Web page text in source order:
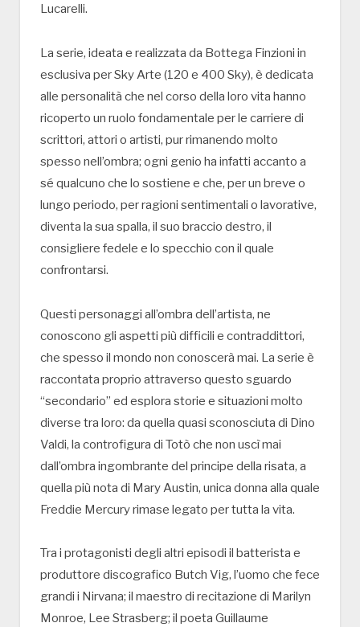
Lucarelli.
La serie, ideata e realizzata da Bottega Finzioni in
esclusiva per Sky Arte (120 e 400 Sky), è dedicata
alle personalità che nel corso della loro vita hanno
ricoperto un ruolo fondamentale per le carriere di
scrittori, attori o artisti, pur rimanendo molto
spesso nell’ombra; ogni genio ha infatti accanto a
sé qualcuno che lo sostiene e che, per un breve o
lungo periodo, per ragioni sentimentali o lavorative,
diventa la sua spalla, il suo braccio destro, il
consigliere fedele e lo specchio con il quale
confrontarsi.
Questi personaggi all’ombra dell’artista, ne
conoscono gli aspetti più difficili e contraddittori,
che spesso il mondo non conoscerà mai. La serie è
raccontata proprio attraverso questo sguardo
“secondario” ed esplora storie e situazioni molto
diverse tra loro: da quella quasi sconosciuta di Dino
Valdi, la controfigura di Totò che non uscì mai
dall’ombra ingombrante del principe della risata, a
quella più nota di Mary Austin, unica donna alla quale
Freddie Mercury rimase legato per tutta la vita.
Tra i protagonisti degli altri episodi il batterista e
produttore discografico Butch Vig, l’uomo che fece
grandi i Nirvana; il maestro di recitazione di Marilyn
Monroe, Lee Strasberg; il poeta Guillaume